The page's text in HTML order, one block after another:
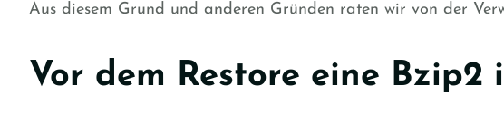
Aus diesem Grund und anderen Gründen raten wir von der
Vor dem Restore eine